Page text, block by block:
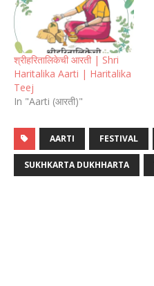
श्रीहरितालिकेची आरती | Shri
Haritalika Aarti | Haritalika
Teej
In "Aarti (आरती)"
AARTI FESTIVAL
SUKHKARTA DUKHHARTA